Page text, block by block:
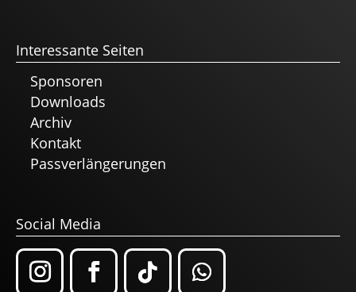
Interessante Seiten
Sponsoren
Downloads
Archiv
Kontakt
Passverlängerungen
Social Media